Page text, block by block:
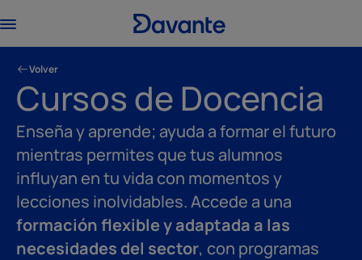
Volver
Cursos de Docencia
Enseña y aprende; ayuda a formar el futuro
mientras permites que tus alumnos
influyan en tu vida con momentos y
lecciones inolvidables. Accede a una
formación flexible y adaptada a las
necesidades del sector, con programas